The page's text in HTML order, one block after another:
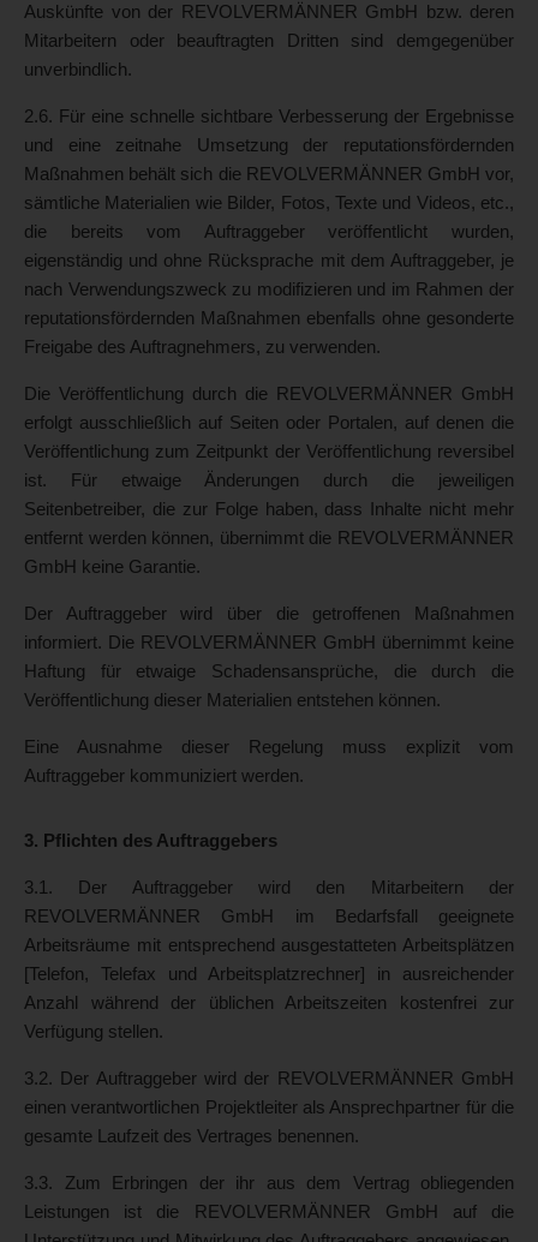
Auskünfte von der REVOLVERMÄNNER GmbH bzw. deren
Mitarbeitern oder beauftragten Dritten sind demgegenüber
unverbindlich.
2.6. Für eine schnelle sichtbare Verbesserung der Ergebnisse
und eine zeitnahe Umsetzung der reputationsfördernden
Maßnahmen behält sich die REVOLVERMÄNNER GmbH vor,
sämtliche Materialien wie Bilder, Fotos, Texte und Videos, etc.,
die bereits vom Auftraggeber veröffentlicht wurden,
eigenständig und ohne Rücksprache mit dem Auftraggeber, je
nach Verwendungszweck zu modifizieren und im Rahmen der
reputationsfördernden Maßnahmen ebenfalls ohne gesonderte
Freigabe des Auftragnehmers, zu verwenden.
Die Veröffentlichung durch die REVOLVERMÄNNER GmbH
erfolgt ausschließlich auf Seiten oder Portalen, auf denen die
Veröffentlichung zum Zeitpunkt der Veröffentlichung reversibel
ist. Für etwaige Änderungen durch die jeweiligen
Seitenbetreiber, die zur Folge haben, dass Inhalte nicht mehr
entfernt werden können, übernimmt die REVOLVERMÄNNER
GmbH keine Garantie.
Der Auftraggeber wird über die getroffenen Maßnahmen
informiert. Die REVOLVERMÄNNER GmbH übernimmt keine
Haftung für etwaige Schadensansprüche, die durch die
Veröffentlichung dieser Materialien entstehen können.
Eine Ausnahme dieser Regelung muss explizit vom
Auftraggeber kommuniziert werden.
3. Pflichten des Auftraggebers
3.1. Der Auftraggeber wird den Mitarbeitern der
REVOLVERMÄNNER GmbH im Bedarfsfall geeignete
Arbeitsräume mit entsprechend ausgestatteten Arbeitsplätzen
[Telefon, Telefax und Arbeitsplatzrechner] in ausreichender
Anzahl während der üblichen Arbeitszeiten kostenfrei zur
Verfügung stellen.
3.2. Der Auftraggeber wird der REVOLVERMÄNNER GmbH
einen verantwortlichen Projektleiter als Ansprechpartner für die
gesamte Laufzeit des Vertrages benennen.
3.3. Zum Erbringen der ihr aus dem Vertrag obliegenden
Leistungen ist die REVOLVERMÄNNER GmbH auf die